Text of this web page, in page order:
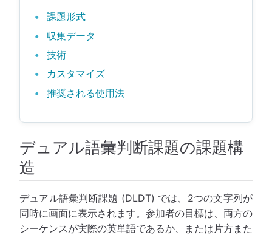
課題形式
収集データ
技術
カスタマイズ
推奨される使用法
デュアル語彙判断課題の課題構
造
デュアル語彙判断課題 (DLDT) では、2つの文字列が
同時に画面に表示されます。参加者の目標は、両方の
シーケンスが実際の英単語であるか、または片方また